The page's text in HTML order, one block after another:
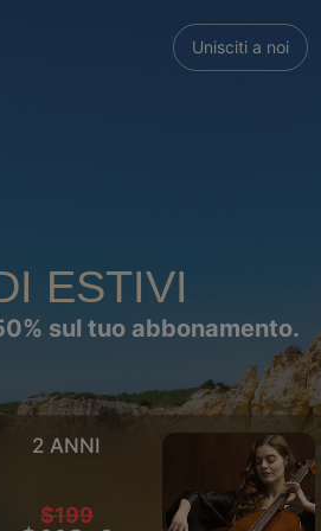
Unisciti a noi
ESTIVI
sul tuo abbonamento.
2 ANNI
$199